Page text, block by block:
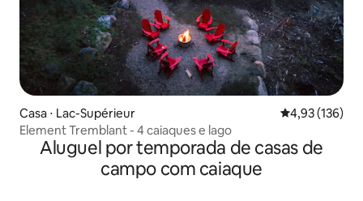
Casa ⋅ Lac-Supérieur 4,93 de uma
4,93 (136)
Element Tremblant - 4 caiaques e lago
Aluguel por temporada de casas de
campo com caiaque